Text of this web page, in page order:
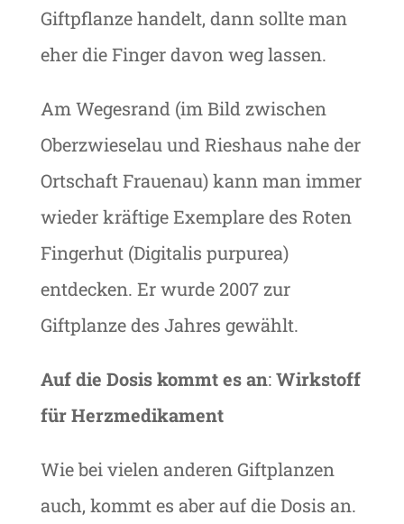
Giftpflanze handelt, dann sollte man
eher die Finger davon weg lassen.
Am Wegesrand (im Bild zwischen
Oberzwieselau und Rieshaus nahe der
Ortschaft Frauenau) kann man immer
wieder kräftige Exemplare des Roten
Fingerhut (Digitalis purpurea)
entdecken. Er wurde 2007 zur
Giftplanze des Jahres gewählt.
Auf die Dosis kommt es an:Wirkstoff
für Herzmedikament
Wie bei vielen anderen Giftplanzen
auch, kommt es aber auf die Dosis an.